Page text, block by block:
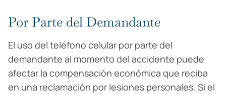
Por Parte del Demandante
El uso del teléfono celular por parte del
demandante al momento del accidente puede
afectar la compensación económica que reciba
en una reclamación por lesiones personales. Si el